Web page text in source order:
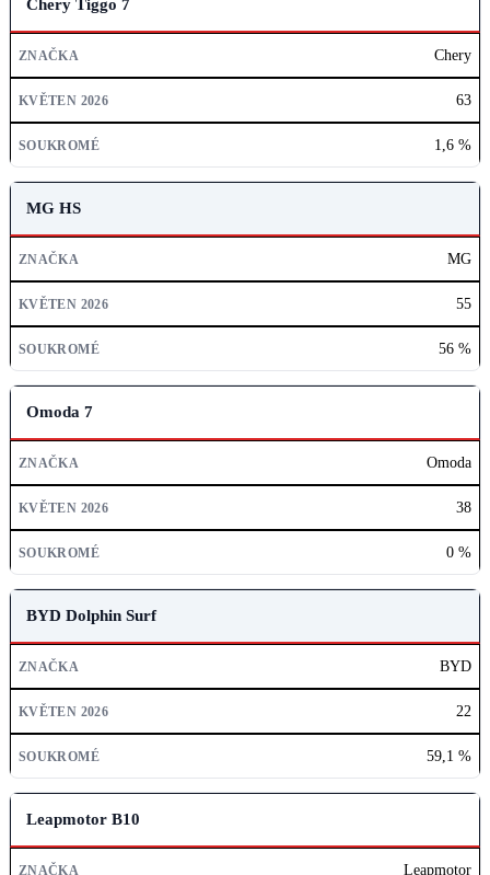
Chery Tiggo 7
Chery
63
1,6 %
MG HS
MG
55
56 %
Omoda 7
Omoda
38
0 %
BYD Dolphin Surf
BYD
22
59,1 %
Leapmotor B10
Leapmotor